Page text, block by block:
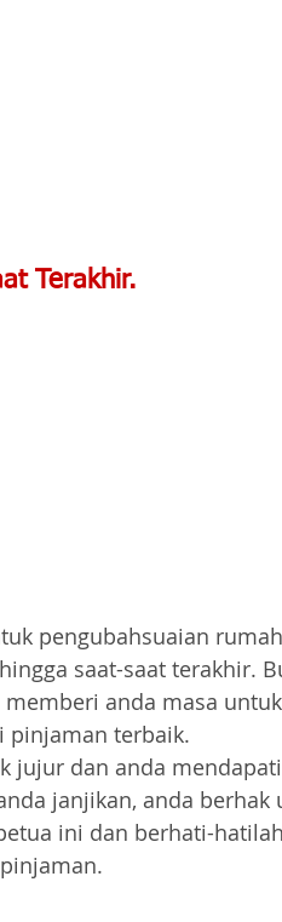
Terakhir.
pengubahsuaian
saat-saat terakhir.
anda masa
pinjaman terbaik.
jujur ​​dan anda
janjikan, anda
ini dan berhati-
pinjaman.